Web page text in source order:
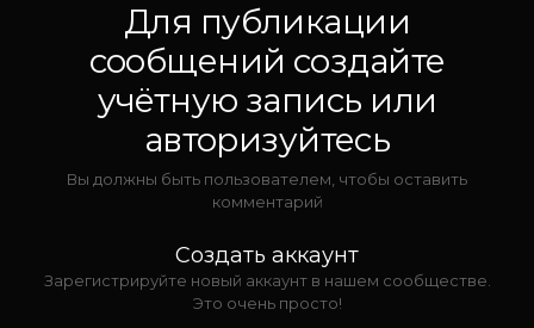
Для публикации
сообщений создайте
учётную запись или
авторизуйтесь
Вы должны быть пользователем, чтобы оставить
комментарий
Создать аккаунт
Зарегистрируйте новый аккаунт в нашем сообществе.
Это очень просто!